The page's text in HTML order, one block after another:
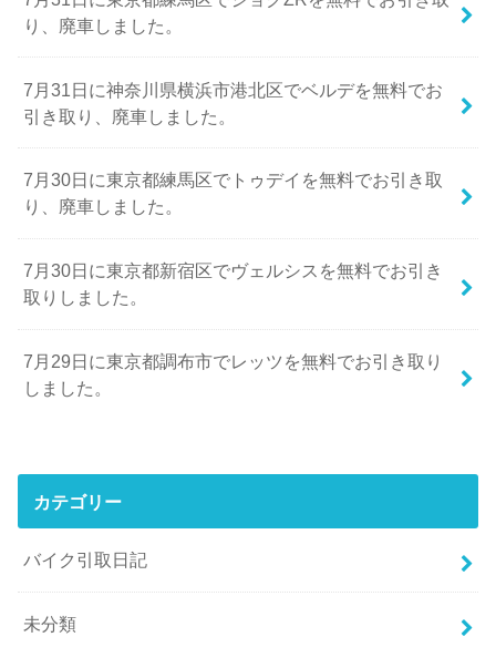
り、廃車しました。
7月31日に神奈川県横浜市港北区でベルデを無料でお
引き取り、廃車しました。
7月30日に東京都練馬区でトゥデイを無料でお引き取
り、廃車しました。
7月30日に東京都新宿区でヴェルシスを無料でお引き
取りしました。
7月29日に東京都調布市でレッツを無料でお引き取り
しました。
カテゴリー
バイク引取日記
未分類